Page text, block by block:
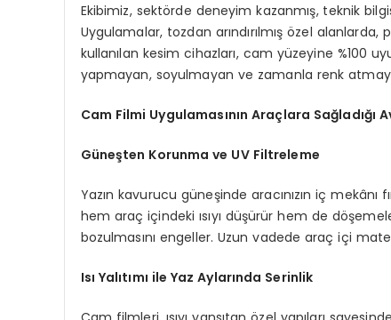
Ekibimiz, sektörde deneyim kazanmış, teknik
Uygulamalar, tozdan arındırılmış özel
kullanılan kesim cihazları, cam yüzeyine %100
yapmayan, soyulmayan ve zamanla renk
Cam Filmi Uygulamasının Araçlara Sağladığı
Güneşten Korunma ve UV Filtreleme
Yazın kavurucu güneşinde aracınızın iç mekânı
hem araç içindeki ısıyı düşürür hem de
bozulmasını engeller. Uzun vadede araç içi
Isı Yalıtımı ile Yaz Aylarında Serinlik